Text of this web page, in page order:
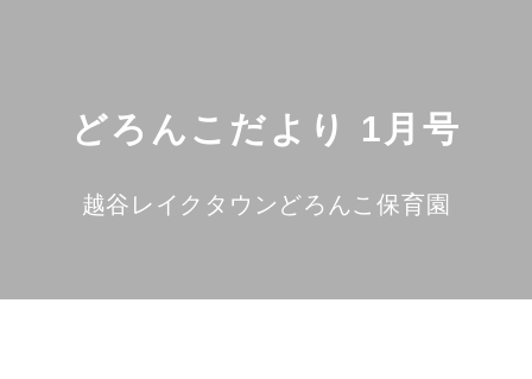
どろんこだより 1月号
越谷レイクタウンどろんこ保育園